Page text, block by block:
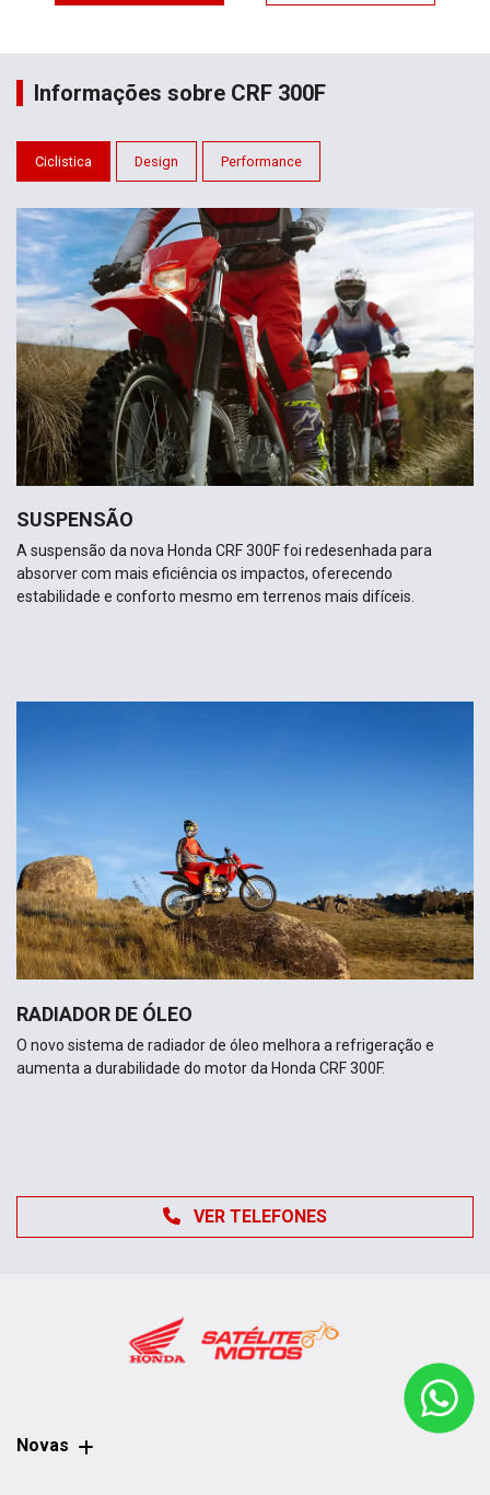
Informações sobre CRF 300F
Ciclistica Design Performance
SUSPENSÃO
A suspensão da nova Honda CRF 300F foi redesenhada para
absorver com mais eficiência os impactos, oferecendo
estabilidade e conforto mesmo em terrenos mais difíceis.
RADIADOR DE ÓLEO
O novo sistema de radiador de óleo melhora a refrigeração e
aumenta a durabilidade do motor da Honda CRF 300F.
VER TELEFONES
Novas